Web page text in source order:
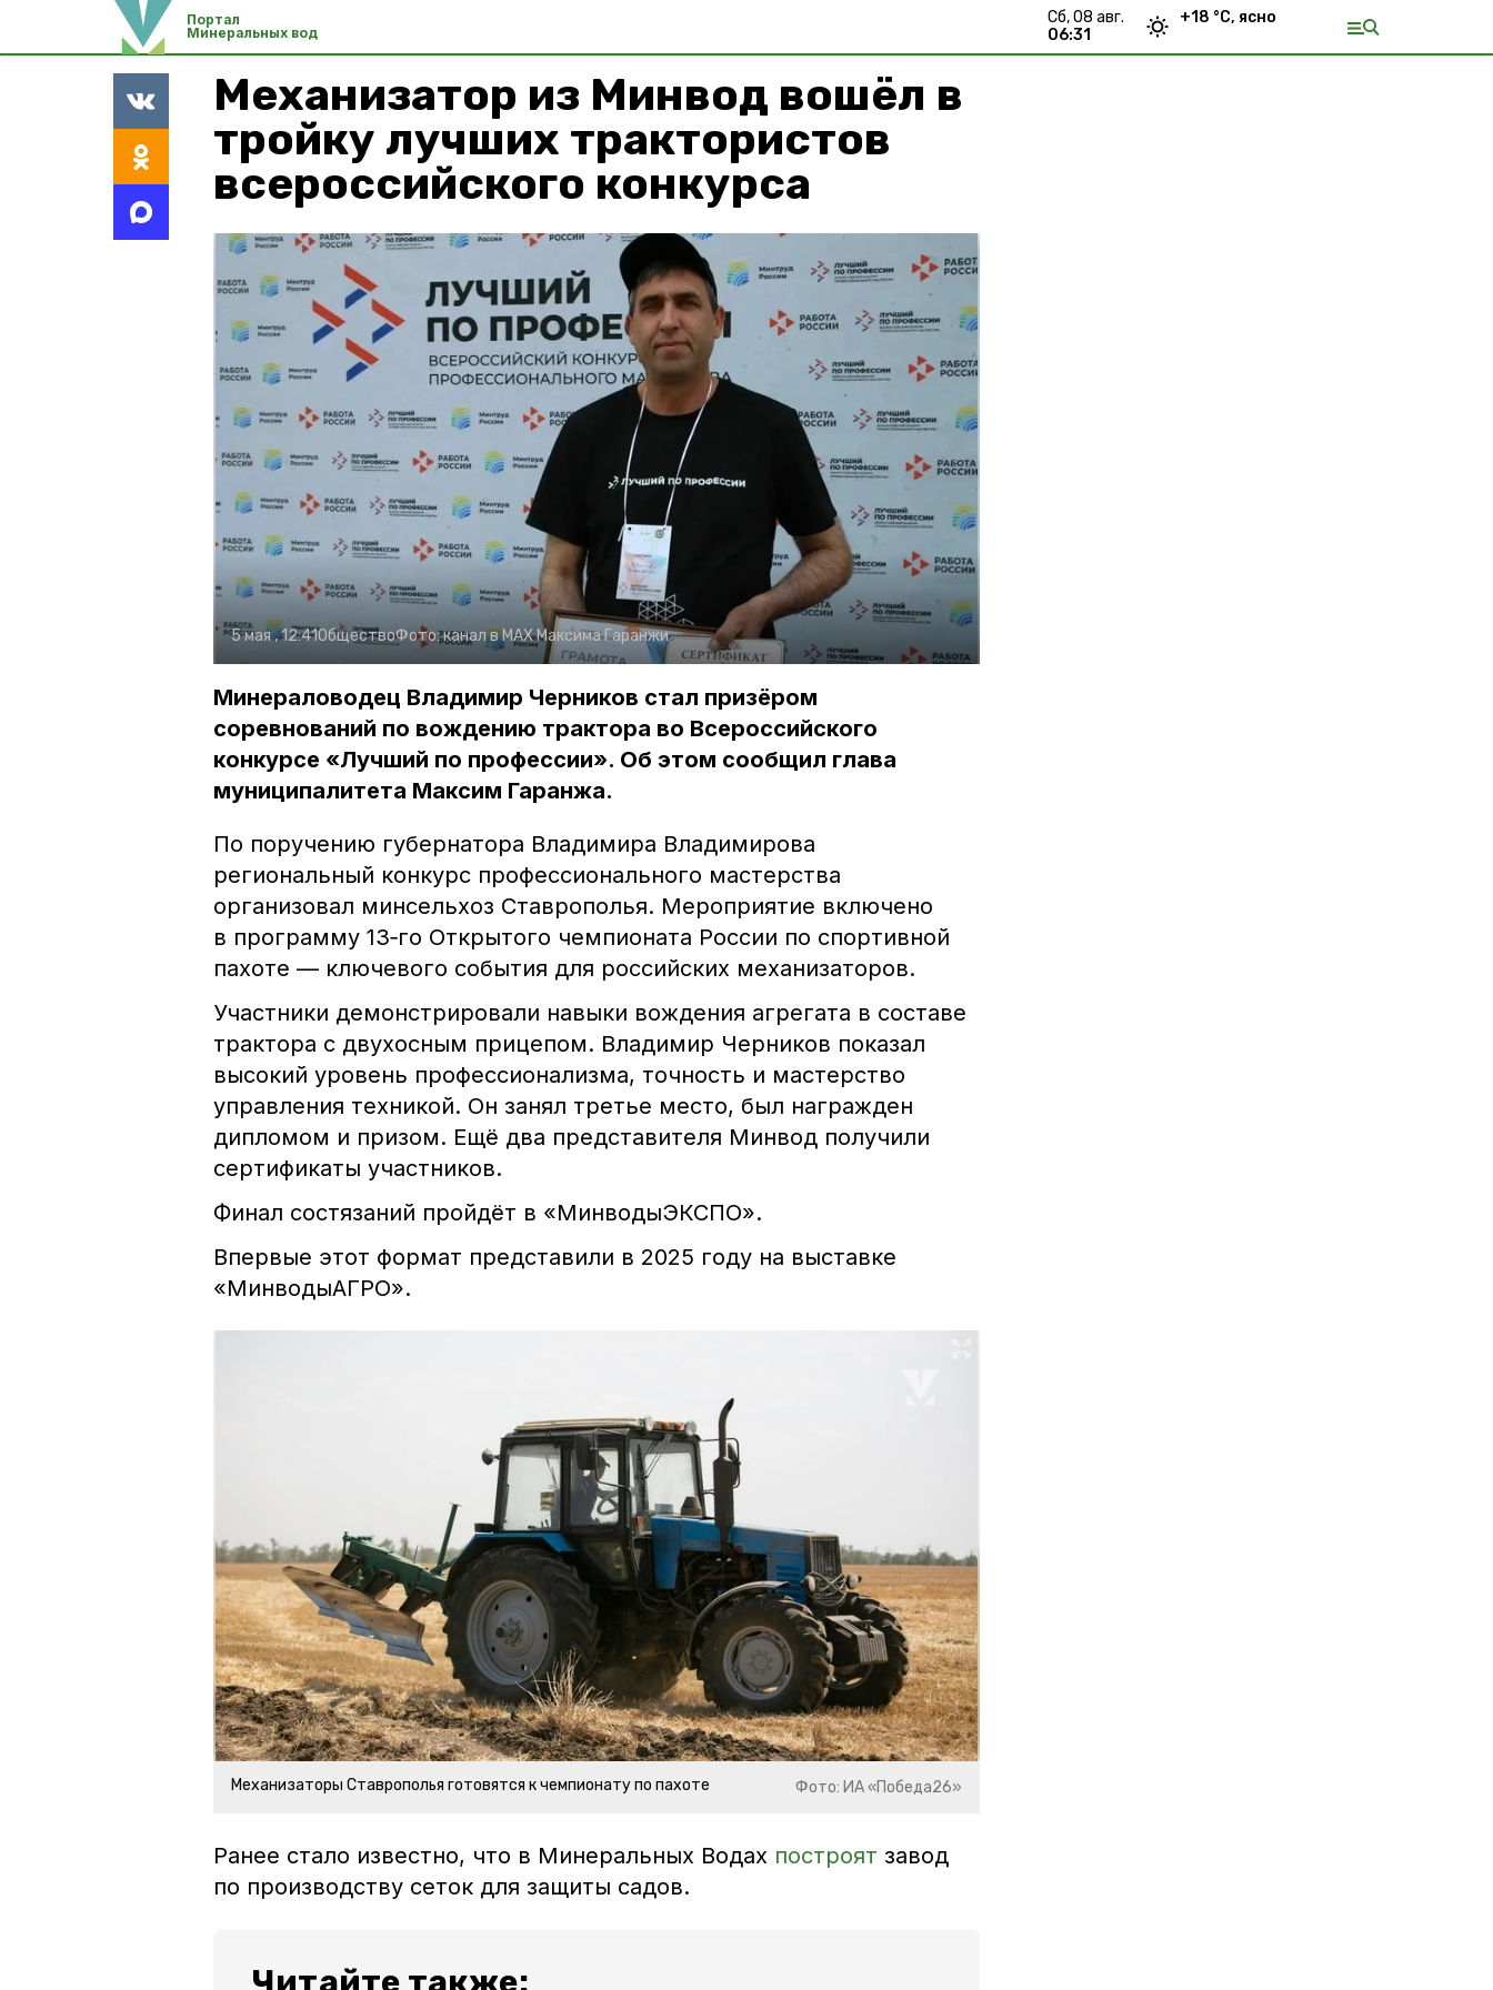
Портал
Минеральных вод
сб, 08 авг.
06:31
+18 °С, ясно
Механизатор из Минвод вошёл в
тройку лучших трактористов
всероссийского конкурса
5 мая , 12:41ОбществоФото:канал в МАХ Максима Гаранжи
Минераловодец Владимир Черников стал призёром
соревнований по вождению трактора во Всероссийского
конкурсе «Лучший по профессии». Об этом сообщил глава
муниципалитета Максим Гаранжа.
По поручению губернатора Владимира Владимирова
региональный конкурс профессионального мастерства
организовал минсельхоз Ставрополья. Мероприятие включено
в программу 13‑го Открытого чемпионата России по спортивной
пахоте — ключевого события для российских механизаторов.
Участники демонстрировали навыки вождения агрегата в составе
трактора с двухосным прицепом. Владимир Черников показал
высокий уровень профессионализма, точность и мастерство
управления техникой. Он занял третье место, был награжден
дипломом и призом. Ещё два представителя Минвод получили
сертификаты участников.
Финал состязаний пройдёт в «МинводыЭКСПО».
Впервые этот формат представили в 2025 году на выставке
«МинводыАГРО».
Механизаторы Ставрополья готовятся к чемпионату по пахоте Фото: ИА «Победа26»
Ранее стало известно, что в Минеральных Водах построят завод
по производству сеток для защиты садов.